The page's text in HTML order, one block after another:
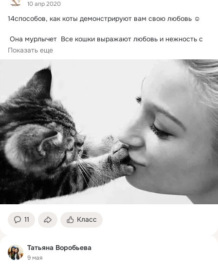
10 апр 2020
14способов, как коты демонстрируют вам свою любовь ☺
Она мурлычет  Все кошки выражают любовь и нежность с
помощью мурлыкания.
Показать еще
11 Класс
Татьяна Воробьева
9 мая